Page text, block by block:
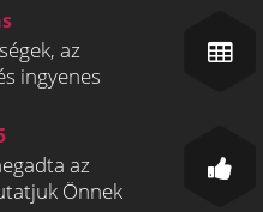
az
ingyenes
az
Önnek